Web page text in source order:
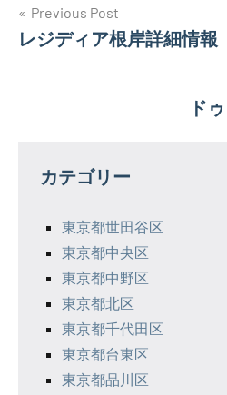
投
稿
ー
Previous Post
レジディア根岸詳細情報
ド
カテゴリー
東京都世田谷区
東京都中央区
東京都中野区
東京都北区
東京都千代田区
東京都台東区
東京都品川区